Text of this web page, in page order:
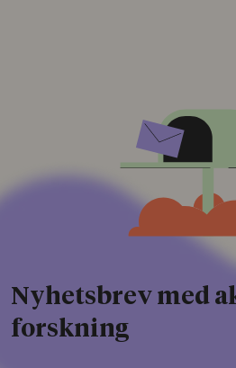
Nyhetsbrev med
forskning